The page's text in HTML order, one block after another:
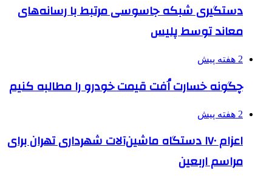
دستگیری شبکه جاسوسی مرتبط با رسانه‌های
معاند توسط پلیس
2 هفته پیش
چگونه خسارت اُفت قیمت خودرو را مطالبه کنیم
2 هفته پیش
اعزام ۱۷۰ دستگاه ماشین‌آلات شهرداری تهران برای
مراسم اربعین